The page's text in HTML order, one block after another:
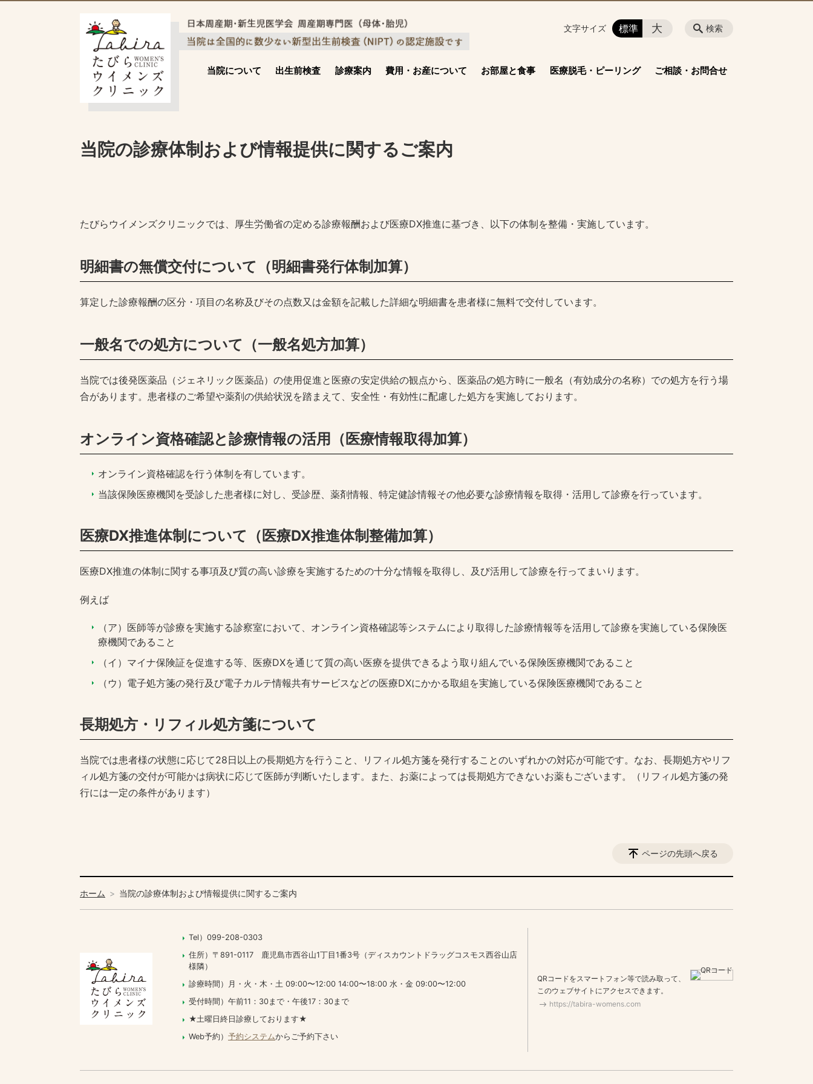
当院について 出生前検査 診療案内 費用・お産について お部屋と食事 医療脱毛・ピーリング ご相談・お問合せ
検索
文字サイズ 標準 大
当院の診療体制および情報提供に関するご案内
たびらウイメンズクリニックでは、厚生労働省の定める診療報酬および医療DX推進に基づき、以下の体制を整備・実施しています。
明細書の無償交付について（明細書発行体制加算）
算定した診療報酬の区分・項目の名称及びその点数又は金額を記載した詳細な明細書を患者様に無料で交付しています。
一般名での処方について（一般名処方加算）
当院では後発医薬品（ジェネリック医薬品）の使用促進と医療の安定供給の観点から、医薬品の処方時に一般名（有効成分の名称）での処方を行う場
合があります。患者様のご希望や薬剤の供給状況を踏まえて、安全性・有効性に配慮した処方を実施しております。
オンライン資格確認と診療情報の活用（医療情報取得加算）
オンライン資格確認を行う体制を有しています。
当該保険医療機関を受診した患者様に対し、受診歴、薬剤情報、特定健診情報その他必要な診療情報を取得・活用して診療を行っています。
医療DX推進体制について（医療DX推進体制整備加算）
医療DX推進の体制に関する事項及び質の高い診療を実施するための十分な情報を取得し、及び活用して診療を行ってまいります。
例えば
（ア）医師等が診療を実施する診察室において、オンライン資格確認等システムにより取得した診療情報等を活用して診療を実施している保険医
療機関であること
（イ）マイナ保険証を促進する等、医療DXを通じて質の高い医療を提供できるよう取り組んでいる保険医療機関であること
（ウ）電子処方箋の発行及び電子カルテ情報共有サービスなどの医療DXにかかる取組を実施している保険医療機関であること
長期処方・リフィル処方箋について
当院では患者様の状態に応じて28日以上の長期処方を行うこと、リフィル処方箋を発行することのいずれかの対応が可能です。なお、長期処方やリフ
ィル処方箋の交付が可能かは病状に応じて医師が判断いたします。また、お薬によっては長期処方できないお薬もございます。（リフィル処方箋の発
行には一定の条件があります）
ページの先頭へ戻る
ホーム 当院の診療体制および情報提供に関するご案内
Tel）099-208-0303
住所）〒891-0117 鹿児島市西谷山1丁目1番3号（ディスカウントドラッグコスモス西谷山店
様隣）
診療時間）月・火・木・土 09:00〜12:00 14:00〜18:00 水・金 09:00〜12:00
受付時間）午前11：30まで・午後17：30まで
★土曜日終日診療しております★
Web予約） 予約システムからご予約下さい
QRコードをスマートフォン等で読み取って、
このウェブサイトにアクセスできます。
https://tabira-womens.com